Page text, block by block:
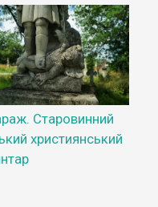
Старовинний
християнський